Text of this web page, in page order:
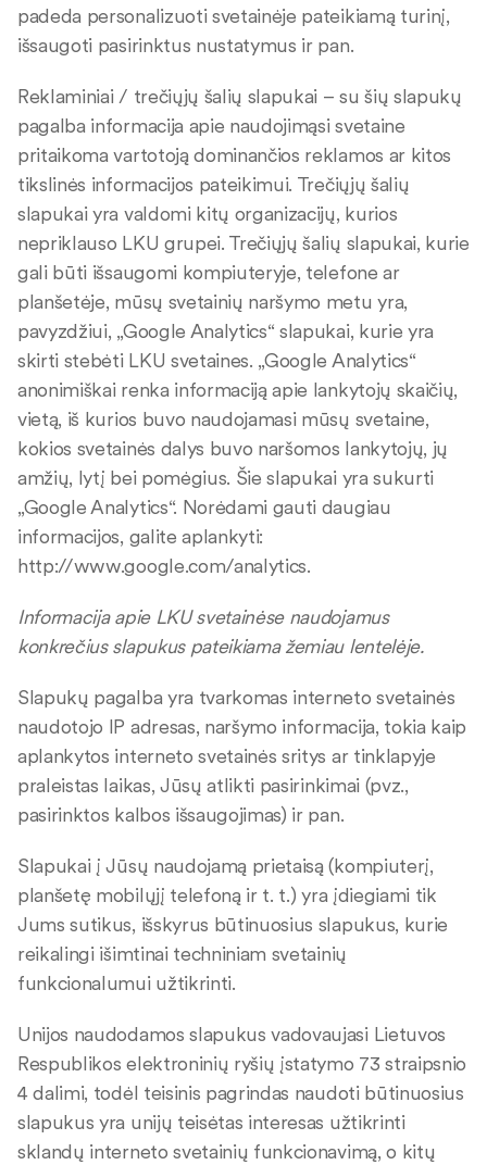
padeda personalizuoti svetainėje pateikiamą turinį,
išsaugoti pasirinktus nustatymus ir pan.
Reklaminiai / trečiųjų šalių slapukai – su šių slapukų
pagalba informacija apie naudojimąsi svetaine
pritaikoma vartotoją dominančios reklamos ar kitos
tikslinės informacijos pateikimui. Trečiųjų šalių
slapukai yra valdomi kitų organizacijų, kurios
nepriklauso LKU grupei. Trečiųjų šalių slapukai, kurie
gali būti išsaugomi kompiuteryje, telefone ar
planšetėje, mūsų svetainių naršymo metu yra,
pavyzdžiui, „Google Analytics“ slapukai, kurie yra
skirti stebėti LKU svetaines. „Google Analytics“
anonimiškai renka informaciją apie lankytojų skaičių,
vietą, iš kurios buvo naudojamasi mūsų svetaine,
kokios svetainės dalys buvo naršomos lankytojų, jų
amžių, lytį bei pomėgius. Šie slapukai yra sukurti
„Google Analytics“. Norėdami gauti daugiau
informacijos, galite aplankyti:
http://www.google.com/analytics.
Informacija apie LKU svetainėse naudojamus
konkrečius slapukus pateikiama žemiau lentelėje.
Slapukų pagalba yra tvarkomas interneto svetainės
naudotojo IP adresas, naršymo informacija, tokia kaip
aplankytos interneto svetainės sritys ar tinklapyje
praleistas laikas, Jūsų atlikti pasirinkimai (pvz.,
pasirinktos kalbos išsaugojimas) ir pan.
Slapukai į Jūsų naudojamą prietaisą (kompiuterį,
planšetę mobilųjį telefoną ir t. t.) yra įdiegiami tik
Jums sutikus, išskyrus būtinuosius slapukus, kurie
reikalingi išimtinai techniniam svetainių
funkcionalumui užtikrinti.
Unijos naudodamos slapukus vadovaujasi Lietuvos
Respublikos elektroninių ryšių įstatymo 73 straipsnio
4 dalimi, todėl teisinis pagrindas naudoti būtinuosius
slapukus yra unijų teisėtas interesas užtikrinti
sklandų interneto svetainių funkcionavimą, o kitų